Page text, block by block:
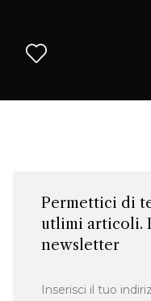
Permettici di
utlimi articoli.
newsletter
Inserisci il tuo